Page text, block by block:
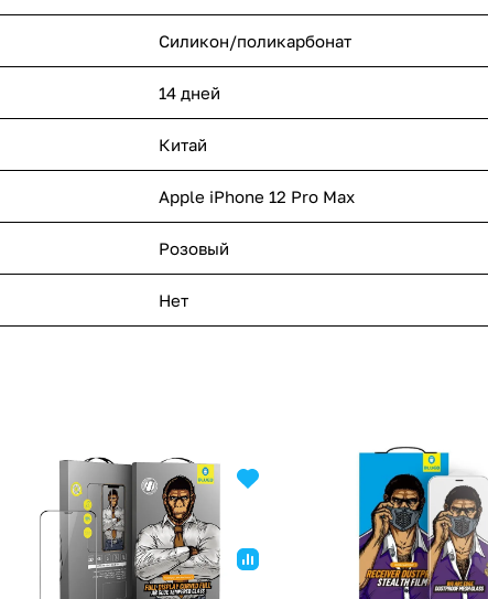
Силикон/поликарбонат
14 дней
Китай
Apple iPhone 12 Pro Max
Розовый
Нет